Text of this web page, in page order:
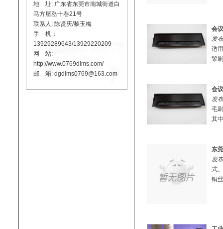
地 址: 广东省东莞市南城街道白
马方屋氹十巷21号
联系人: 陈贤庆/黎玉梅
手 机：
13929289643/13929220209
网 站:
http://www.0769dlms.com/
邮 箱: dgdlms0769@163.com
会
发
适
鬃
会
发
毛
其
东
发
式
铜